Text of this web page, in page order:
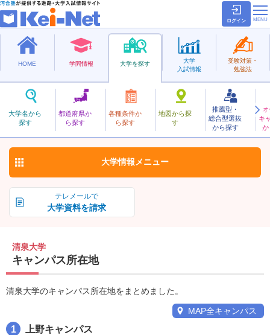
ログイン
HOME 学問情報 大学を探す
大学名から
探す
都道府県か
ら探す
各種条件か
ら探す
地図から探
す
推薦型・
総合型選抜
から探す
キ
か
大学
入試情報
受験対策・
勉強法
私立
せいせん
清泉大学 お気に入り
テレメールで
大学資料を請求
大学情報 メニュー
清泉大学
キャンパス所在地
清泉大学のキャンパス所在地をまとめました。
MAP全キャンパス
1 上野キャンパス